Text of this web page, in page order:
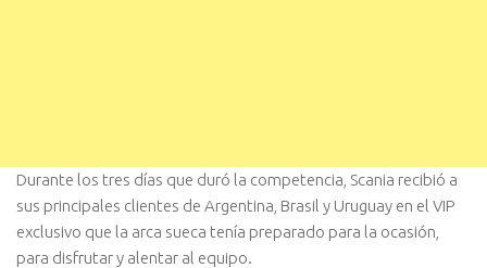
Durante los tres días que duró la competencia, Scania recibió a
sus principales clientes de Argentina, Brasil y Uruguay en el VIP
exclusivo que la arca sueca tenía preparado para la ocasión,
para disfrutar y alentar al equipo.